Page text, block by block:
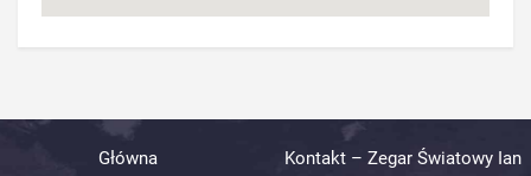
Główna
Kontakt – Zegar Światowy Ian